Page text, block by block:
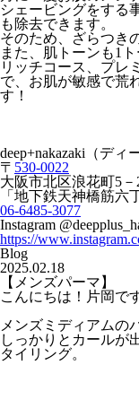
シェービングをする
も除去できます。
そのため、ざらつき
また、肌トーンも1
リッチコース、プレ
で、お肌が敏感で荒
す！
deep+nakazaki（ディ
〒 530-0022
大阪市北区浪花町5
「地下鉄天神橋筋六
06-6485-3077
Instagram
https://
Blog
2025.02.18
【メンズパーマ】
こんにちは！片岡で
メンズミディアムの
しっかりとカールが
タイリング。